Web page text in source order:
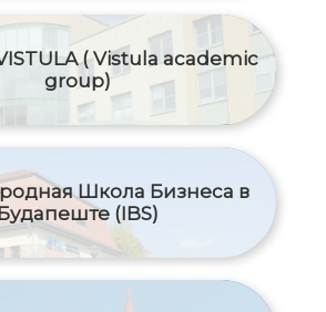
( Vistula academic
group)
Школа Бизнеса в
Будапеште (IBS)